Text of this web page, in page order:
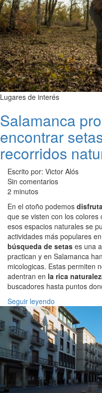
Lugares de interés
Salamanca
encontrar
recorridos
Escrito por: Victor Alós
Sin comentarios
2 minutos
En el otoño podemos
que se visten con los
esos espacios naturales se
actividades más populares
búsqueda de setas es una
practican y en Salamanca
micologicas. Estas permiten
adentran en la rica
buscadores hasta puntos
Seguir leyendo